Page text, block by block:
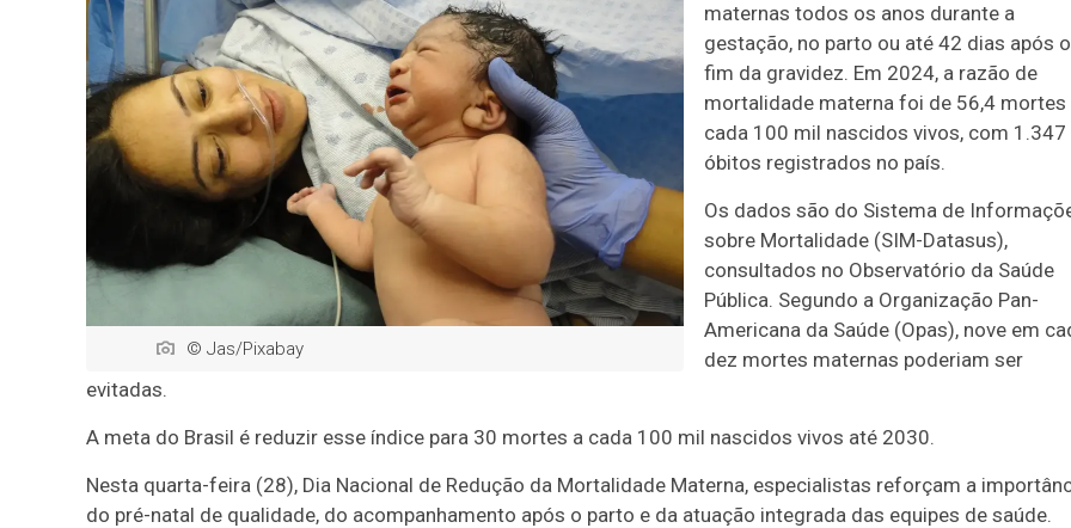
© Jas/Pixabay
maternas todos os anos durante a
gestação, no parto ou até 42 dias após o
fim da gravidez. Em 2024, a razão de
mortalidade materna foi de 56,4 mortes
cada 100 mil nascidos vivos, com 1.347
óbitos registrados no país.
Os dados são do Sistema de
sobre Mortalidade (SIM-Datasus),
consultados no Observatório da Saúde
Pública. Segundo a Organização Pan-
Americana da Saúde (Opas), nove em
dez mortes maternas poderiam ser
evitadas.
A meta do Brasil é reduzir esse índice para 30 mortes a cada 100 mil nascidos vivos até 2030.
Nesta quarta-feira (28), Dia Nacional de Redução da Mortalidade Materna, especialistas reforçam a
do pré-natal de qualidade, do acompanhamento após o parto e da atuação integrada das equipes de saúde.